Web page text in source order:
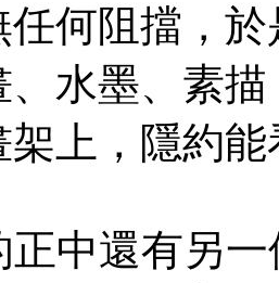
任何阻擋，
、水墨、素
上，隱約
中還有另一